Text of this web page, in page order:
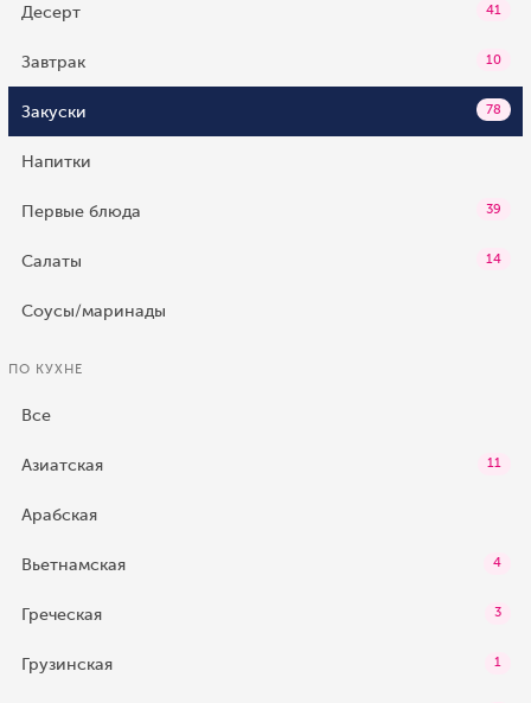
Десерт 41
Завтрак 10
Закуски 78
Напитки
Первые блюда 39
Салаты 14
Соусы/маринады
ПО КУХНЕ
Все
Азиатская 11
Арабская
Вьетнамская 4
Греческая 3
Грузинская 1